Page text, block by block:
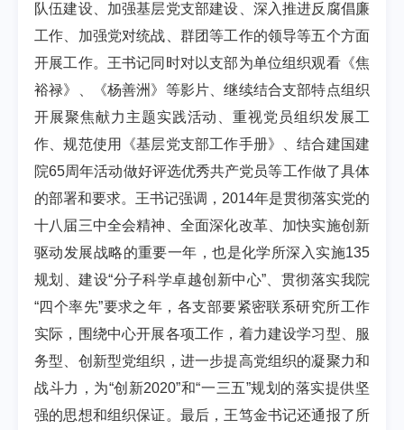
队伍建设、加强基层党支部建设、深入推进反腐倡廉
工作、加强党对统战、群团等工作的领导等五个方面
开展工作。王书记同时对以支部为单位组织观看《焦
裕禄》、《杨善洲》等影片、继续结合支部特点组织
开展聚焦献力主题实践活动、重视党员组织发展工
作、规范使用《基层党支部工作手册》、结合建国建
院65周年活动做好评选优秀共产党员等工作做了具体
的部署和要求。王书记强调， 2014年是贯彻落实党的
十八届三中全会精神、全面深化改革、加快实施创新
驱动发展战略的重要一年，也是化学所深入实施135
规划、建设“分子科学卓越创新中心”、贯彻落实我院
“四个率先”要求之年，各支部要紧密联系研究所工作
实际，围绕中心开展各项工作，着力建设学习型、服
务型、创新型党组织，进一步提高党组织的凝聚力和
战斗力，为“创新2020”和“一三五”规划的落实提供坚
强的思想和组织保证。最后，王笃金书记还通报了所